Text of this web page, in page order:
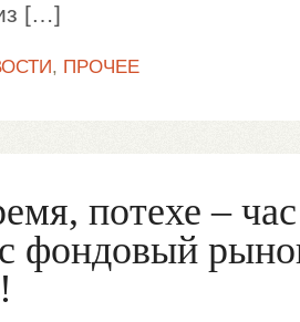
[…]
, ПРОЧЕЕ
потехе –
фондовый